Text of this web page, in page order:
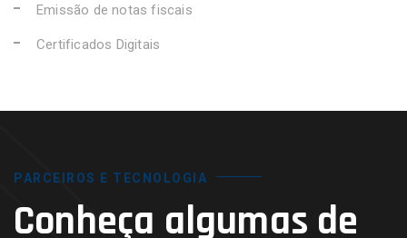
Emissão de notas fiscais
Certificados Digitais
PARCEIROS E TECNOLOGIA
Conheça algumas de